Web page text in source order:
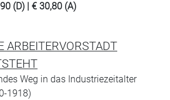
(D) | € 30,80 (A)
ARBEITERVORSTADT
Weg in das Industriezeitalter
1918)